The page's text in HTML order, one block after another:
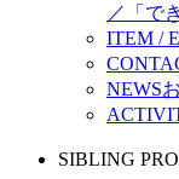
／「で
ITEM /
NEWS
SIBLING